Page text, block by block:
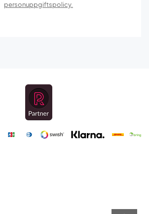
personuppgiftspolicy.